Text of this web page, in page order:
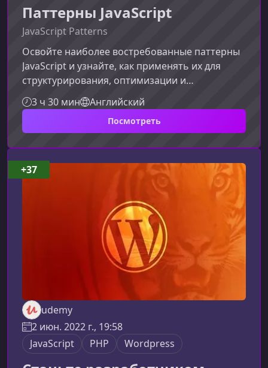
Паттерны JavaScript
JavaScript Patterns
Освойте наиболее востребованные паттерны
JavaScript и узнайте, как применять их для
структурирования, оптимизации и
масштабирования современных
веб‑приложений. Этот курс поможет вам
увидеть архитектуру приложений под новым
адаптировать их под современные технологии
— в том числе React и его экосистему.Что
такое паттерны проектирования в
JavaScriptПаттерны проектирования — это
повторяемые архитектурные
3 ч 30 мин Английский
Посмотреть
udemy
2 июн. 2022 г., 19:58
JavaScript
PHP Wordpress
+37